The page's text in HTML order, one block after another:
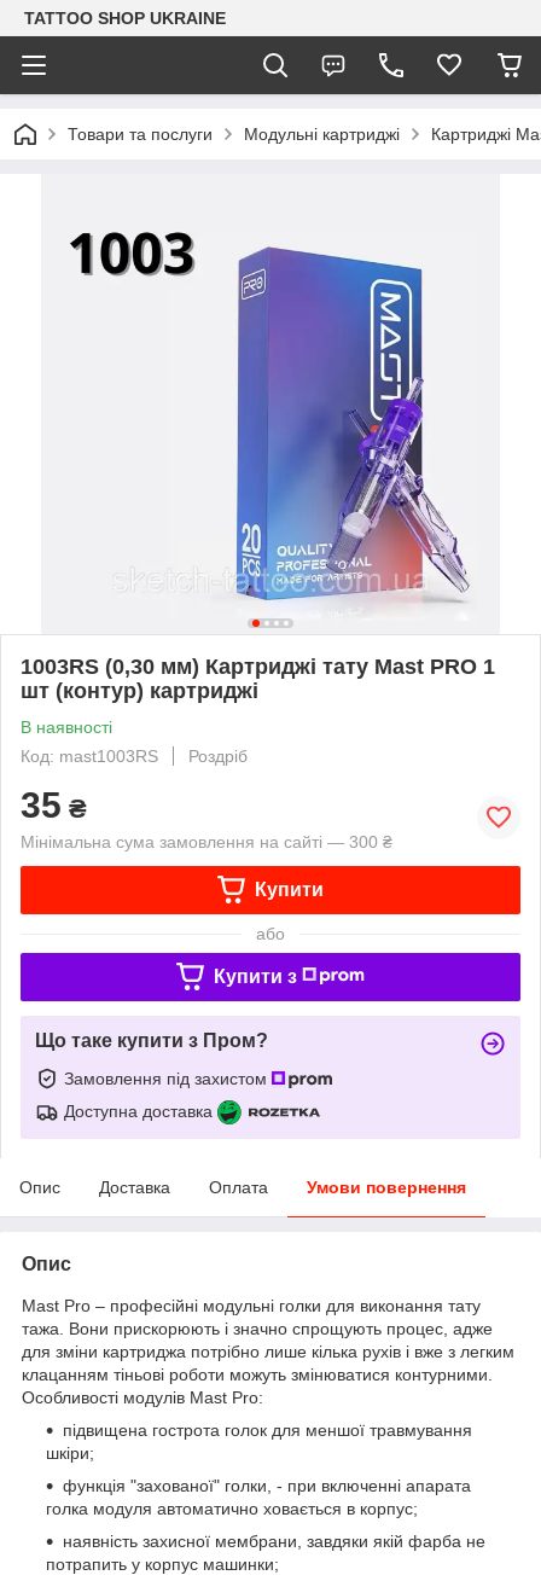
TATTOO SHOP UKRAINE
Товари та послуги Модульні картриджі Картриджі
1003RS (0,30 мм) Картриджі тату Mast PRO 1
шт (контур) картриджі
В наявності
Код: mast1003RS
Роздріб
35 ₴
Мінімальна сума замовлення на сайті — 300 ₴
Купити
або
Купити з
Що таке купити з Пром?
Замовлення під захистом
Доступна доставка
Опис Доставка Оплата Умови повернення
Опис
Mast Pro – професійні модульні голки для виконання тату
тажа. Вони прискорюють і значно спрощують процес, адже
для зміни картриджа потрібно лише кілька рухів і вже з легким
клацанням тіньові роботи можуть змінюватися контурними.
Особливості модулів Mast Pro:
підвищена гострота голок для меншої травмування
шкіри;
функція "захованої" голки, - при включенні апарата
голка модуля автоматично ховається в корпус;
наявність захисної мембрани, завдяки якій фарба не
потрапить у корпус машинки;